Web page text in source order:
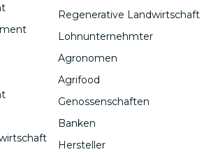
Regenerative Landwirtschaft
Lohnunternehmter
Agronomen
Agrifood
Genossenschaften
Banken
Hersteller